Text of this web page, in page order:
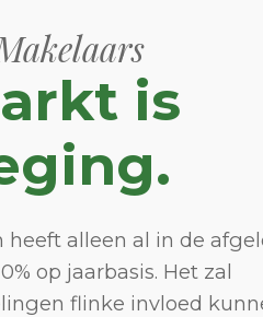
is
alleen al in de
op jaarbasis. Het zal
flinke invloed